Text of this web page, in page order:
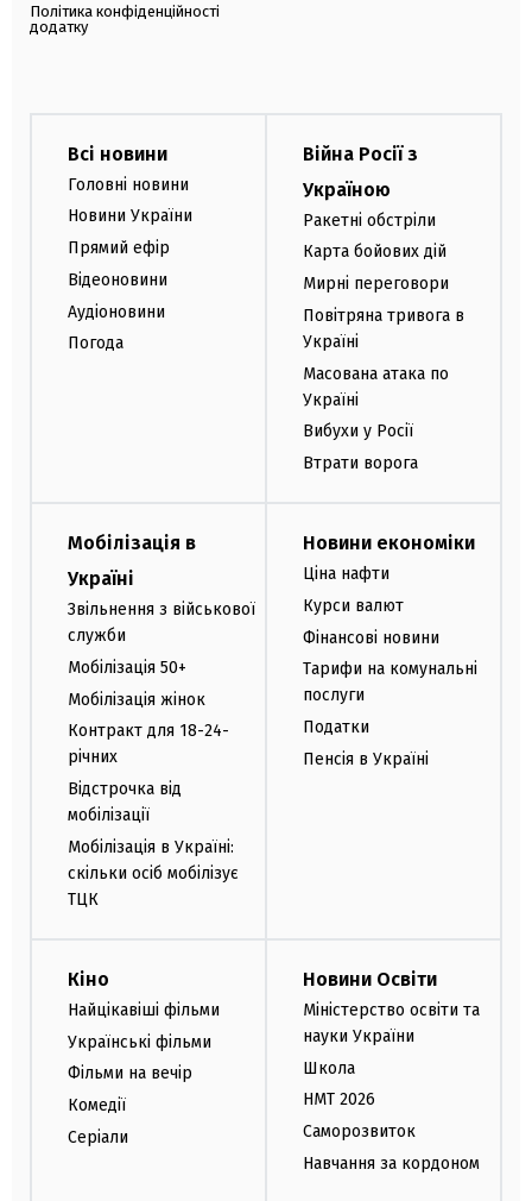
Політика конфіденційності
додатку
Всі новини
Головні новини
Новини України
Прямий ефір
Відеоновини
Аудіоновини
Погода
Війна Росії з
Україною
Ракетні обстріли
Карта бойових дій
Мирні переговори
Повітряна тривога в
Україні
Масована атака по
Україні
Вибухи у Росії
Втрати ворога
Мобілізація в
Україні
Звільнення з військової
служби
Мобілізація 50+
Мобілізація жінок
Контракт для 18-24-
річних
Відстрочка від
мобілізації
Мобілізація в Україні:
скільки осіб мобілізує
ТЦК
Новини економіки
Ціна нафти
Курси валют
Фінансові новини
Тарифи на комунальні
послуги
Податки
Пенсія в Україні
Кіно
Найцікавіші фільми
Українські фільми
Фільми на вечір
Комедії
Серіали
Новини Освіти
Міністерство освіти та
науки України
Школа
НМТ 2026
Саморозвиток
Навчання за кордоном